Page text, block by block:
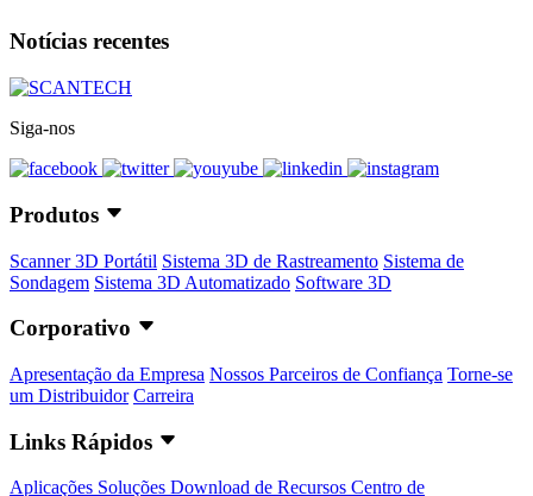
Notícias recentes
Siga-nos
Produtos
Scanner 3D Portátil Sistema 3D de Rastreamento Sistema de
Sondagem Sistema 3D Automatizado Software 3D
Corporativo
Apresentação da Empresa Nossos Parceiros de Confiança Torne-se
um Distribuidor Carreira
Links Rápidos
Aplicações Soluções Download de Recursos Centro de